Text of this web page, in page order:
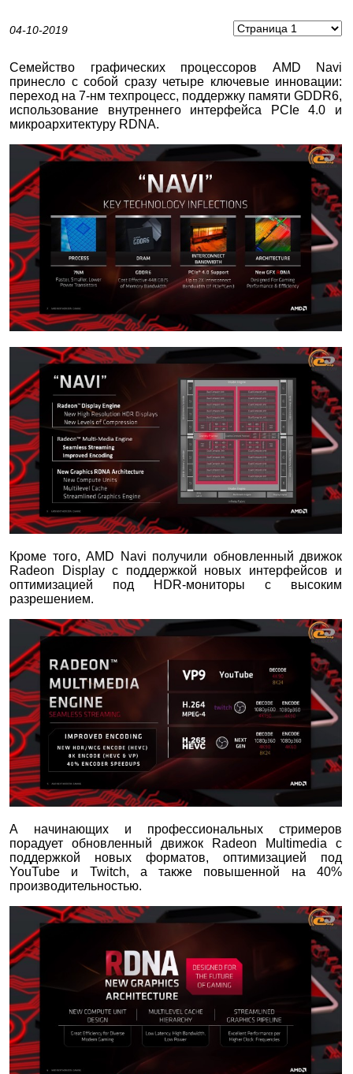
04-10-2019
Семейство графических процессоров AMD Navi
принесло с собой сразу четыре ключевые инновации:
переход на 7-нм техпроцесс, поддержку памяти GDDR6,
использование внутреннего интерфейса PCIe 4.0 и
микроархитектуру RDNA.
Кроме того, AMD Navi получили обновленный движок
Radeon Display с поддержкой новых интерфейсов и
оптимизацией под HDR-мониторы с высоким
разрешением.
А начинающих и профессиональных стримеров
порадует обновленный движок Radeon Multimedia с
поддержкой новых форматов, оптимизацией под
YouTube и Twitch, а также повышенной на 40%
производительностью.